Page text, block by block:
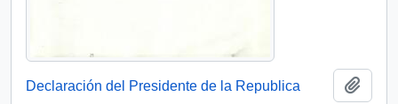
Declaración del Presidente de la Republica